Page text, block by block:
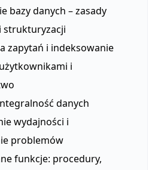
bazy danych – zasady
strukturyzacji
zapytań i indeksowanie
i
danych
wydajności i
problemów
funkcje: procedury,